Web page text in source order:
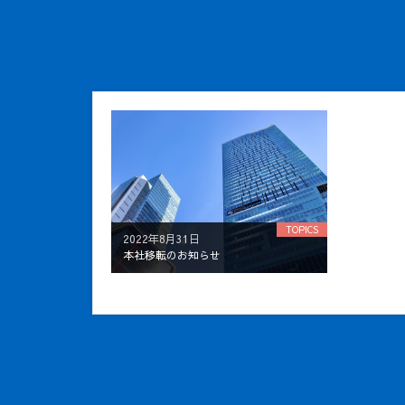
2022年8月31日
TOPICS
本社移転のお知らせ